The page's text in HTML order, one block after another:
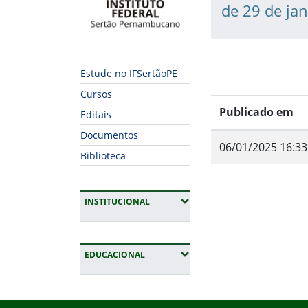
Estude no IFSertãoPE
Cursos
Editais
Documentos
Biblioteca
INSTITUCIONAL(EXPANDIR SUBMENUS)
EDUCACIONAL(EXPANDIR SUBMENUS)
de 29 de
Publicado em
06/01/2025 16:33